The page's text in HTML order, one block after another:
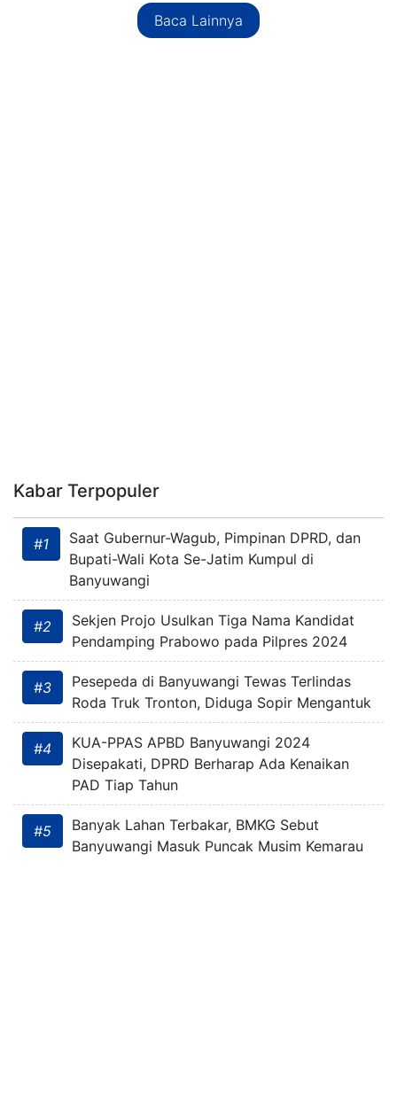
Baca Lainnya
Kabar Terpopuler
#1
Saat Gubernur-Wagub, Pimpinan DPRD, dan
Bupati-Wali Kota Se-Jatim Kumpul di
Banyuwangi
#2
Sekjen Projo Usulkan Tiga Nama Kandidat
Pendamping Prabowo pada Pilpres 2024
#3
Pesepeda di Banyuwangi Tewas Terlindas
Roda Truk Tronton, Diduga Sopir Mengantuk
#4
KUA-PPAS APBD Banyuwangi 2024
Disepakati, DPRD Berharap Ada Kenaikan
PAD Tiap Tahun
#5
Banyak Lahan Terbakar, BMKG Sebut
Banyuwangi Masuk Puncak Musim Kemarau